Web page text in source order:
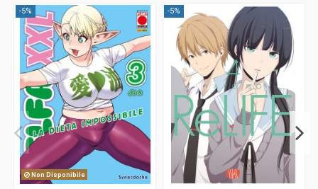
-5%
Non Disponibile
-5%